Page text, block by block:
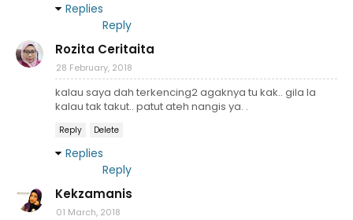
Replies
Reply
Rozita Ceritaita
28 February, 2018
kalau saya dah terkencing2 agaknya tu kak.. gila la
kalau tak takut.. patut ateh nangis ya. .
Reply Delete
Replies
Reply
Kekzamanis
01 March, 2018